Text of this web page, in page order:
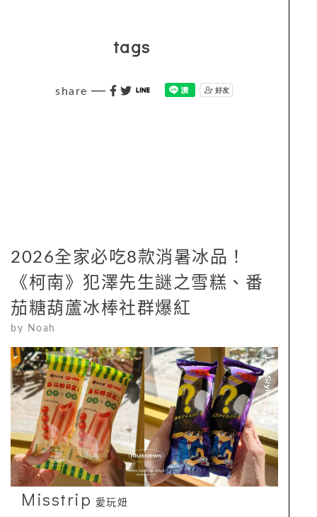
tags
share
2026全家必吃8款消暑冰品！
《柯南》犯澤先生謎之雪糕、番
茄糖葫蘆冰棒社群爆紅
by Noah
Misstrip 愛玩妞